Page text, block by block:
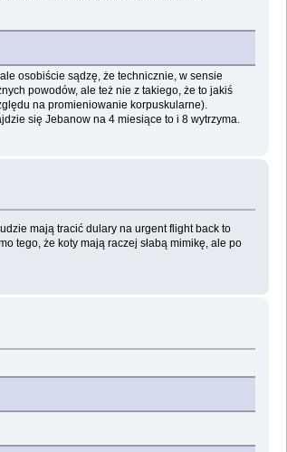
osobiście sądzę, że technicznie, w sensie
powodów, ale też nie z takiego, że to jakiś
na promieniowanie korpuskularne).
się Jebanow na 4 miesiące to i 8 wytrzyma.
mają tracić dulary na urgent flight back to
tego, że koty mają raczej słabą mimikę, ale po